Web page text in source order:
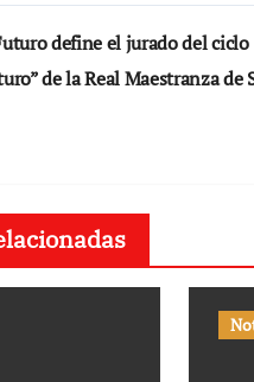
define el jurado del ciclo
de la Real Maestranza de